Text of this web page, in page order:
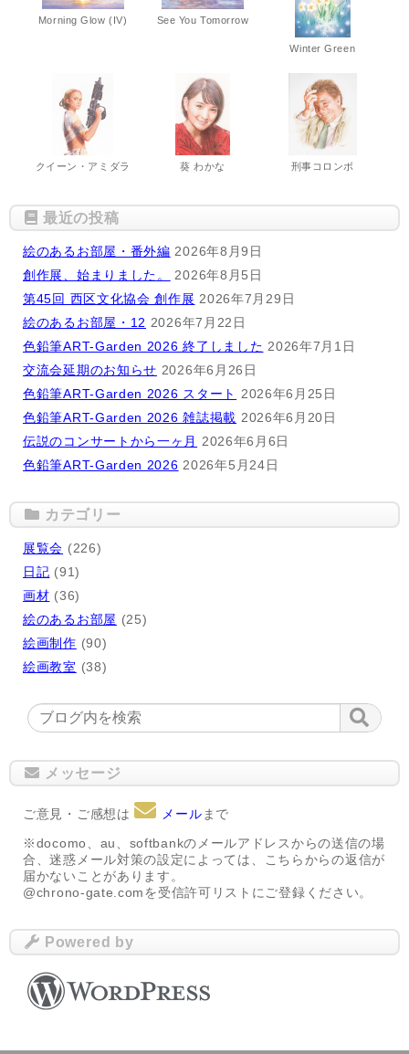
Morning Glow (IV) See You Tomorrow
Winter Green
クイーン・アミダラ 葵 わかな 刑事コロンボ
最近の投稿
絵のあるお部屋・番外編 2026年8月9日
創作展、始まりました。
2026年8月5日
第45回 西区文化協会 創作展 2026年7月29日
絵のあるお部屋・12 2026年7月22日
色鉛筆ART-Garden 2026 終了しました 2026年7月1日
交流会延期のお知らせ 2026年6月26日
色鉛筆ART-Garden 2026 スタート 2026年6月25日
色鉛筆ART-Garden 2026 雑誌掲載 2026年6月20日
伝説のコンサートから一ヶ月 2026年6月6日
色鉛筆ART-Garden 2026 2026年5月24日
カテゴリー
展覧会 (226)
日記 (91)
画材 (36)
絵のあるお部屋 (25)
絵画制作 (90)
絵画教室 (38)
メッセージ
ご意見・ご感想は メールまで
※docomo、au、softbankのメールアドレスからの送信の場
合、迷惑メール対策の設定によっては、こちらからの返信が
届かないことがあります。
@chrono-gate.comを受信許可リストにご登録ください。
Powered by